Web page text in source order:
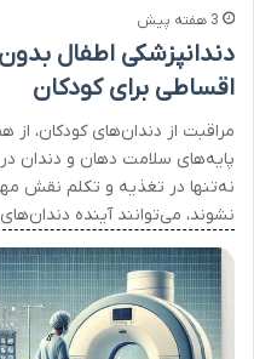
3 هفته پیش
دندانپزشکی اطفال
اقساطی برای کودکان
مراقبت از دندان‌های کودکان، از
پایه‌های سلامت دهان و دندان
نه‌تنها در تغذیه و تکلم نقش
نشوند، می‌توانند آینده